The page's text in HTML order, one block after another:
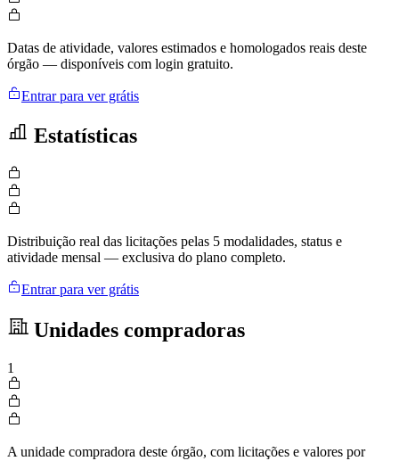
Datas de atividade, valores estimados e homologados reais deste
órgão — disponíveis com login gratuito.
Entrar para ver grátis
Estatísticas
Distribuição real das licitações pelas 5 modalidades, status e
atividade mensal — exclusiva do plano completo.
Entrar para ver grátis
Unidades compradoras
1
A unidade compradora deste órgão, com licitações e valores por